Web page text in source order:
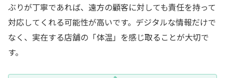
ぶりが丁寧であれば、遠方の顧客に対しても責任を持って
対応してくれる可能性が高いです。デジタルな情報だけで
なく、実在する店舗の「体温」を感じ取ることが大切で
す。